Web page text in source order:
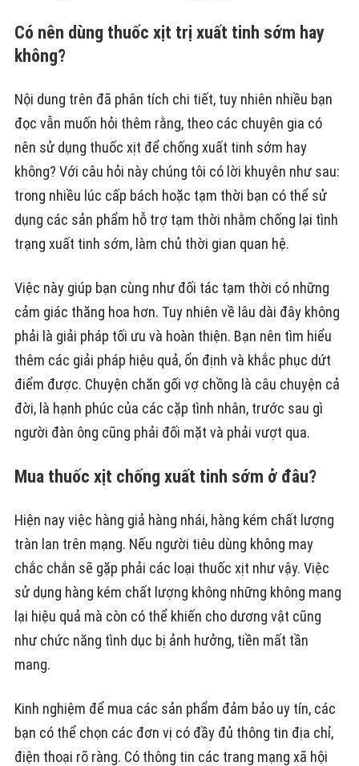
Có nên dùng thuốc xịt trị xuất tinh sớm hay
không?
Nội dung trên đã phân tích chi tiết, tuy nhiên nhiều bạn
đọc vẫn muốn hỏi thêm rằng, theo các chuyên gia có
nên sử dụng thuốc xịt để chống xuất tinh sớm hay
không? Với câu hỏi này chúng tôi có lời khuyên như sau:
trong nhiều lúc cấp bách hoặc tạm thời bạn có thể sử
dụng các sản phẩm hỗ trợ tạm thời nhằm chống lại tình
trạng xuất tinh sớm, làm chủ thời gian quan hệ.
Việc này giúp bạn cùng như đối tác tạm thời có những
cảm giác thăng hoa hơn. Tuy nhiên về lâu dài đây không
phải là giải pháp tối ưu và hoàn thiện. Bạn nên tìm hiểu
thêm các giải pháp hiệu quả, ổn định và khắc phục dứt
điểm được. Chuyện chăn gối vợ chồng là câu chuyện cả
đời, là hạnh phúc của các cặp tình nhân, trước sau gì
người đàn ông cũng phải đối mặt và phải vượt qua.
Mua thuốc xịt chống xuất tinh sớm ở đâu?
Hiện nay việc hàng giả hàng nhái, hàng kém chất lượng
tràn lan trên mạng. Nếu người tiêu dùng không may
chắc chắn sẽ gặp phải các loại thuốc xịt như vậy. Việc
sử dụng hàng kém chất lượng không những không mang
lại hiệu quả mà còn có thể khiến cho dương vật cũng
như chức năng tình dục bị ảnh hưởng, tiền mất tần
mang.
Kinh nghiệm để mua các sản phẩm đảm bảo uy tín, các
bạn có thể chọn các đơn vị có đầy đủ thông tin địa chỉ,
điện thoại rõ ràng. Có thông tin các trang mạng xã hội